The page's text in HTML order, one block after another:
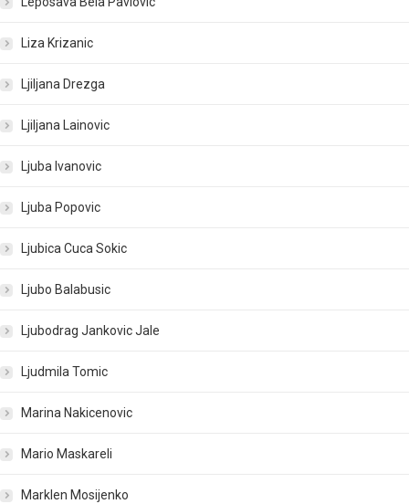
Liza Krizanic
Ljiljana Drezga
Ljiljana Lainovic
Ljuba Ivanovic
Ljuba Popovic
Ljubica Cuca Sokic
Ljubo Balabusic
Ljubodrag Jankovic Jale
Ljudmila Tomic
Marina Nakicenovic
Mario Maskareli
Marklen Mosijenko